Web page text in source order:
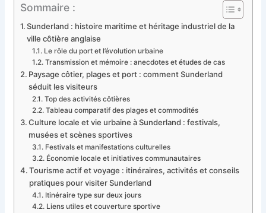
Sommaire :
Sunderland : histoire maritime et héritage industriel de la
ville côtière anglaise
Le rôle du port et l’évolution urbaine
Transmission et mémoire : anecdotes et études de cas
Paysage côtier, plages et port : comment Sunderland
séduit les visiteurs
Top des activités côtières
Tableau comparatif des plages et commodités
Culture locale et vie urbaine à Sunderland : festivals,
musées et scènes sportives
Festivals et manifestations culturelles
Économie locale et initiatives communautaires
Tourisme actif et voyage : itinéraires, activités et conseils
pratiques pour visiter Sunderland
Itinéraire type sur deux jours
Liens utiles et couverture sportive